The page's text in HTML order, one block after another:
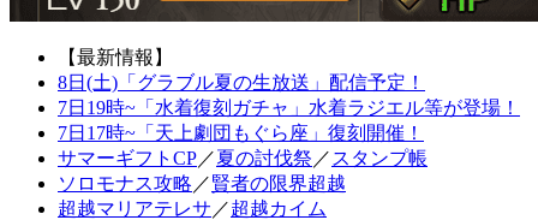
【最新情報】
8日(土)「グラブル夏の生放送」配信予定！
7日19時~「水着復刻ガチャ」水着ラジエル等が登場！
7日17時~「天上劇団もぐら座」復刻開催！
サマーギフトCP／夏の討伐祭 ／ スタンプ帳
ソロモナス攻略 ／賢者の限界超越
超越マリアテレサ ／超越カイム